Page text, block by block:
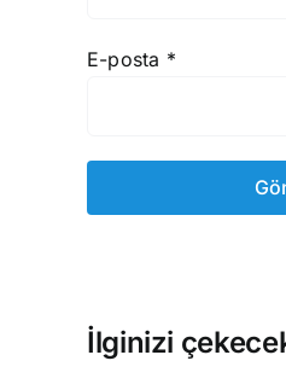
E-posta *
İlginizi